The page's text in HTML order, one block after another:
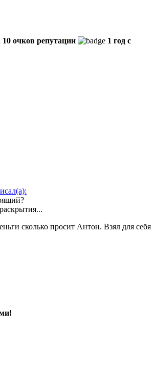
10 очков репутации
1 год с
сколько просит Антон. Взял для себя